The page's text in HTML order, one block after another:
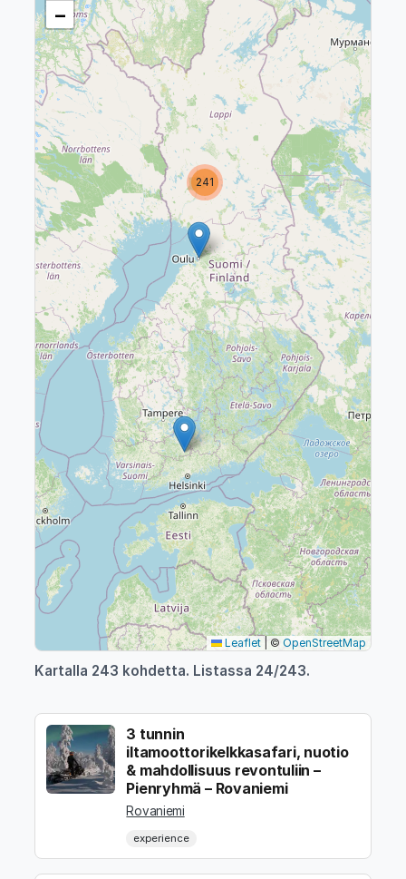
241
−
Leaflet © OpenStreetMap
Kartalla 243 kohdetta. Listassa 24/243.
3 tunnin
iltamoottorikelkkasafari, nuotio
& mahdollisuus revontuliin –
Pienryhmä – Rovaniemi
Rovaniemi
experience